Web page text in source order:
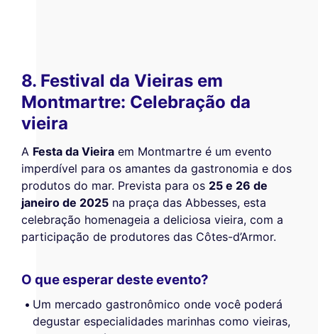
8. Festival da Vieiras em
Montmartre: Celebração da
vieira
A Festa da Vieira em Montmartre é um evento
imperdível para os amantes da gastronomia e dos
produtos do mar. Prevista para os 25 e 26 de
janeiro de 2025 na praça das Abbesses, esta
celebração homenageia a deliciosa vieira, com a
participação de produtores das Côtes-d’Armor.
O que esperar deste evento?
Um mercado gastronômico onde você poderá
degustar especialidades marinhas como vieiras,